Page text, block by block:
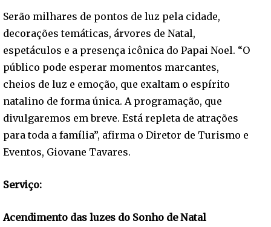
Serão milhares de pontos de luz pela cidade,
decorações temáticas, árvores de Natal,
espetáculos e a presença icônica do Papai Noel. “O
público pode esperar momentos marcantes,
cheios de luz e emoção, que exaltam o espírito
natalino de forma única. A programação, que
divulgaremos em breve. Está repleta de atrações
para toda a família”, afirma o Diretor de Turismo e
Eventos, Giovane Tavares.
Serviço:
Acendimento das luzes do Sonho de Natal